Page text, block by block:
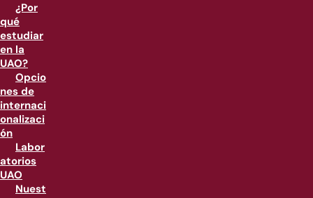
¿Por
qué
estudiar
en la
UAO?
Opcio
nes de
internaci
onalizaci
ón
Labor
atorios
UAO
Nuest